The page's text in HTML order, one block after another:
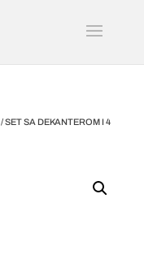
/ SET SA DEKANTEROM I 4